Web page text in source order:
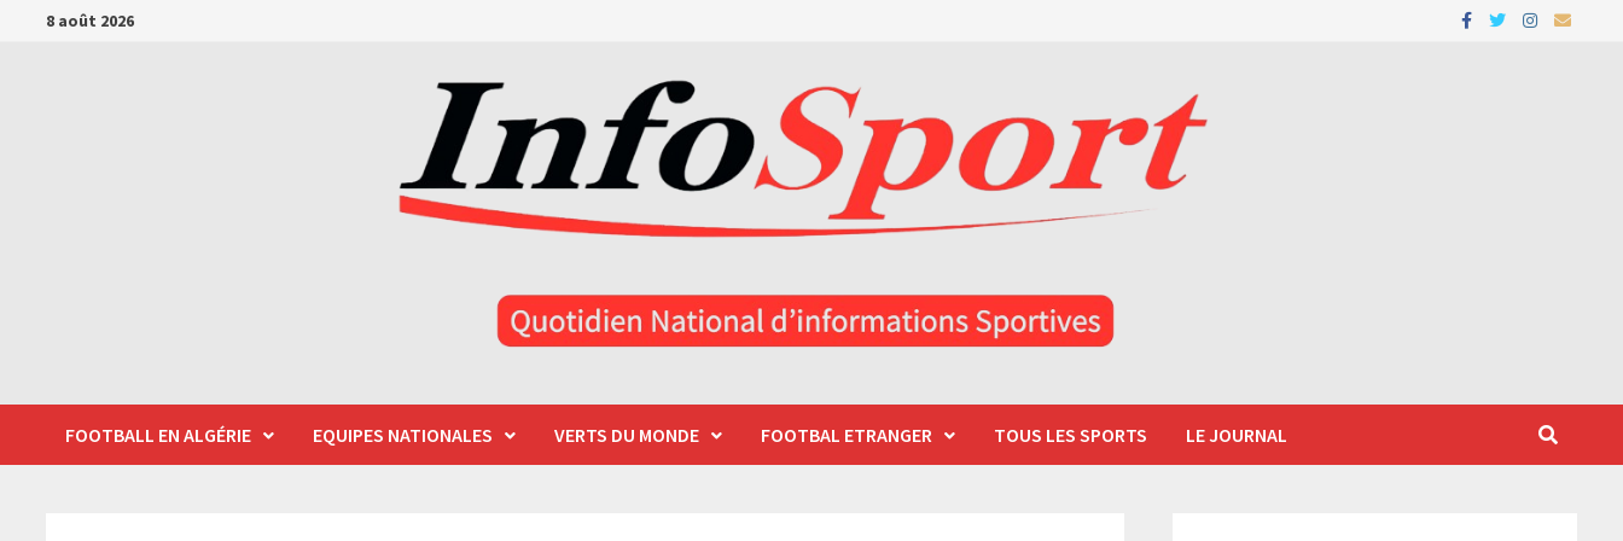
Passer8 août 2026
FOOTBALL EN ALGÉRIE EQUIPES NATIONALES VERTS DU MONDE FOOTBAL ETRANGER TOUS LES SPORTS LE JOURNAL